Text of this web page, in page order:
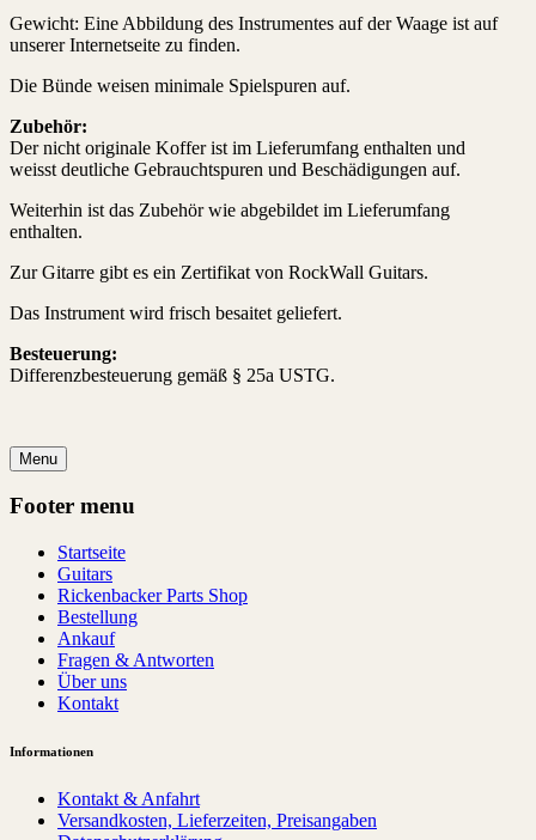
Gewicht: Eine Abbildung des Instrumentes auf der Waage ist auf
unserer Internetseite zu finden.
Die Bünde weisen minimale Spielspuren auf.
Zubehör:
Der nicht originale Koffer ist im Lieferumfang enthalten und
weisst deutliche Gebrauchtspuren und Beschädigungen auf.
Weiterhin ist das Zubehör wie abgebildet im Lieferumfang
enthalten.
Zur Gitarre gibt es ein Zertifikat von RockWall Guitars.
Das Instrument wird frisch besaitet geliefert.
Besteuerung:
Differenzbesteuerung gemäß § 25a USTG.
Menu
Footer menu
Startseite
Guitars
Rickenbacker Parts Shop
Bestellung
Ankauf
Fragen & Antworten
Über uns
Kontakt
Informationen
Kontakt & Anfahrt
Versandkosten, Lieferzeiten, Preisangaben